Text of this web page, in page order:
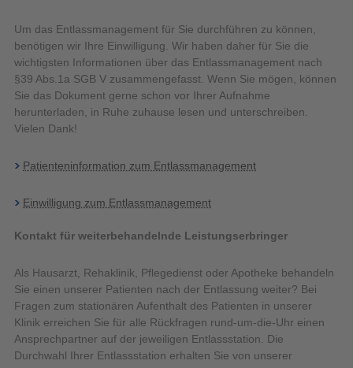
Um das Entlassmanagement für Sie durchführen zu können,
benötigen wir Ihre Einwilligung. Wir haben daher für Sie die
wichtigsten Informationen über das Entlassmanagement nach
§39 Abs.1a SGB V zusammengefasst. Wenn Sie mögen, können
Sie das Dokument gerne schon vor Ihrer Aufnahme
herunterladen, in Ruhe zuhause lesen und unterschreiben.
Vielen Dank!
Patienteninformation zum Entlassmanagement
Einwilligung zum Entlassmanagement
Kontakt für weiterbehandelnde Leistungserbringer
Als Hausarzt, Rehaklinik, Pflegedienst oder Apotheke behandeln
Sie einen unserer Patienten nach der Entlassung weiter? Bei
Fragen zum stationären Aufenthalt des Patienten in unserer
Klinik erreichen Sie für alle Rückfragen rund-um-die-Uhr einen
Ansprechpartner auf der jeweiligen Entlassstation. Die
Durchwahl Ihrer Entlassstation erhalten Sie von unserer